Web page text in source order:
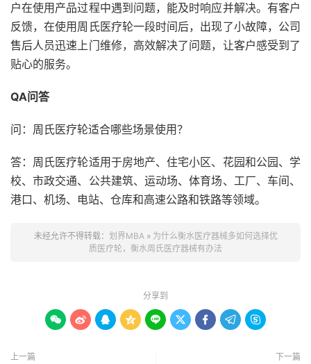
户在使用产品过程中遇到问题，能及时响应并解决。有客户
反馈，在使用周氏医疗轮一段时间后，出现了小故障，公司
售后人员迅速上门维修，高效解决了问题，让客户感受到了
贴心的服务。
QA问答
问：周氏医疗轮适合哪些场景使用？
答：周氏医疗轮适用于房地产、住宅小区、花园和公园、学
校、市政交通、公共建筑、运动场、体育场、工厂、车间、
港口、机场、电站、仓库和高速公路和铁路等领域。
未经允许不得转载： 划界MBA» 为什么衡水医疗器械多如何选择优
质医疗轮，衡水周氏医疗器械有办法
分享到
        
上一篇 下一篇